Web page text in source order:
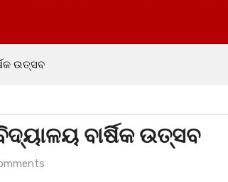
ଉତ୍ସବ
ବାର୍ଷିକ ଉତ୍ସବ